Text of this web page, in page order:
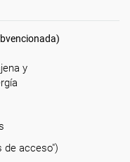
y
de acceso")